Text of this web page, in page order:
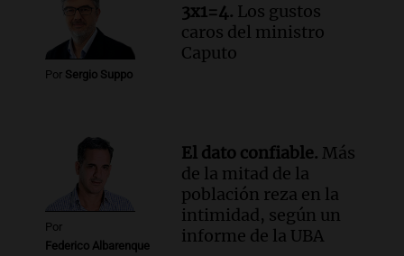
Por Sergio Suppo
3x1=4. Los gustos
caros del ministro
Caputo
Por
Federico Albarenque
El dato confiable. Más
de la mitad de la
población reza en la
intimidad, según un
informe de la UBA